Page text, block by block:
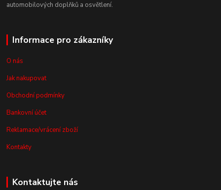
automobilových doplňků a osvětlení.
Informace pro zákazníky
O nás
Jak nakupovat
Obchodní podmínky
Bankovní účet
Reklamace/vrácení zboží
Kontakty
Kontaktujte nás